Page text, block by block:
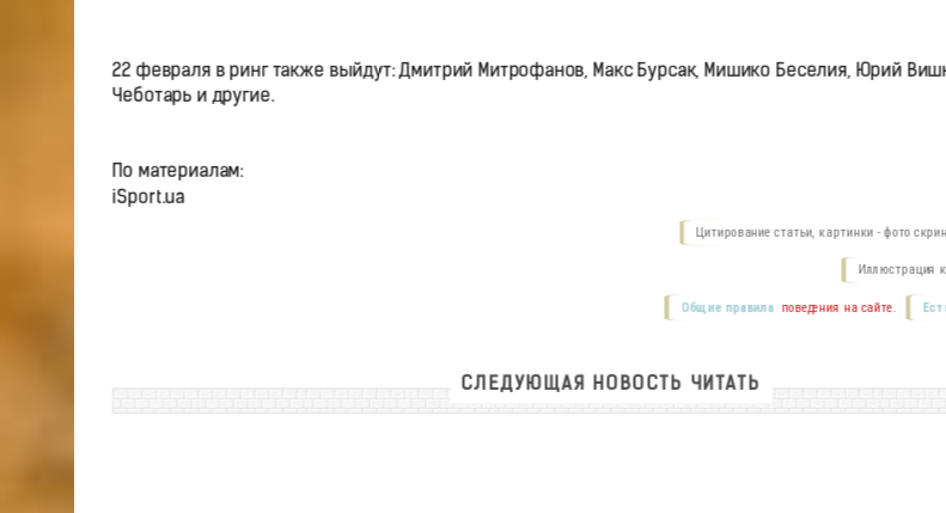
22 февраля в ринг также выйдут: Дмитрий Митрофанов, Макс Бурсак, Мишико Беселия, Юрий
Чеботарь и другие.
По материалам:
iSport.ua
Цитирование статьи, картинки - фото
Иллюстрация к
Общие правила поведения на сайте.
СЛЕДУЮЩАЯ НОВОСТЬ ЧИТАТЬ